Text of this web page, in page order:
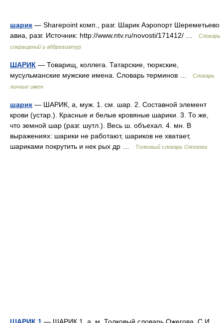
шарик — Sharepoint комп., разг. Шарик Аэропорт Шереметьево
авиа, разг. Источник: http://www.ntv.ru/novosti/171412/ …
Словарь
сокращений и аббревиатур
ШАРИК — Товарищ, коллега. Татарские, тюркские,
мусульманские мужские имена. Словарь терминов …
Словарь
личных имен
шарик — ШАРИК, а, муж. 1. см. шар. 2. Составной элемент
крови (устар.). Красные и белые кровяные шарики. 3. То же,
что земной шар (разг. шутл.). Весь ш. объехал. 4. мн. В
выражениях: шарики не работают, шариков не хватает,
шариками покрутить и нек рых др …
Толковый словарь Ожегова